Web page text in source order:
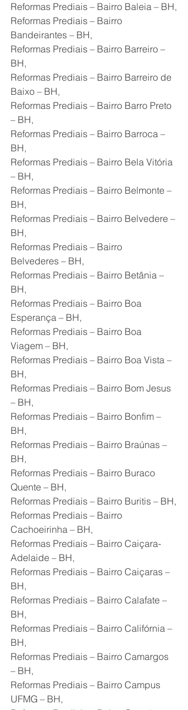
Reformas Prediais – Bairro Baleia – BH,
Reformas Prediais – Bairro
Bandeirantes – BH,
Reformas Prediais – Bairro Barreiro –
BH,
Reformas Prediais – Bairro Barreiro de
Baixo – BH,
Reformas Prediais – Bairro Barro Preto
– BH,
Reformas Prediais – Bairro Barroca –
BH,
Reformas Prediais – Bairro Bela Vitória
– BH,
Reformas Prediais – Bairro Belmonte –
BH,
Reformas Prediais – Bairro Belvedere –
BH,
Reformas Prediais – Bairro
Belvederes – BH,
Reformas Prediais – Bairro Betânia –
BH,
Reformas Prediais – Bairro Boa
Esperança – BH,
Reformas Prediais – Bairro Boa
Viagem – BH,
Reformas Prediais – Bairro Boa Vista –
BH,
Reformas Prediais – Bairro Bom Jesus
– BH,
Reformas Prediais – Bairro Bonfim –
BH,
Reformas Prediais – Bairro Braúnas –
BH,
Reformas Prediais – Bairro Buraco
Quente – BH,
Reformas Prediais – Bairro Buritis – BH,
Reformas Prediais – Bairro
Cachoeirinha – BH,
Reformas Prediais – Bairro Caiçara-
Adelaide – BH,
Reformas Prediais – Bairro Caiçaras –
BH,
Reformas Prediais – Bairro Calafate –
BH,
Reformas Prediais – Bairro Califórnia –
BH,
Reformas Prediais – Bairro Camargos
– BH,
Reformas Prediais – Bairro Campus
UFMG – BH,